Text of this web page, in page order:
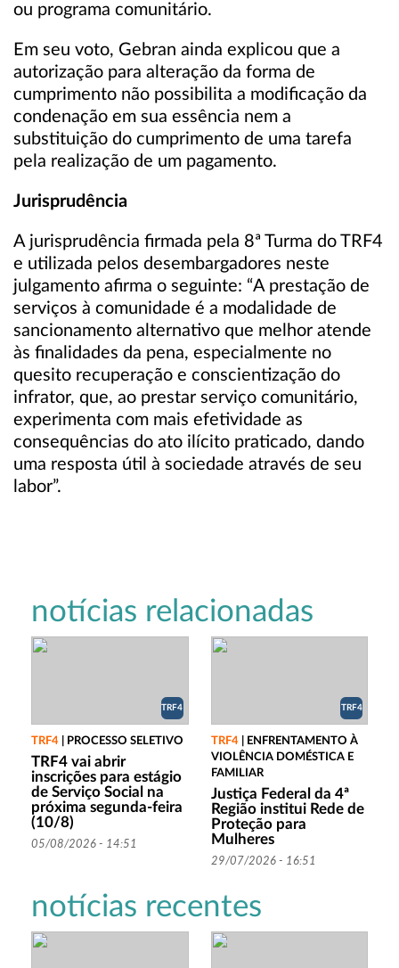
ou programa comunitário.
Em seu voto, Gebran ainda explicou que a
autorização para alteração da forma de
cumprimento não possibilita a modificação da
condenação em sua essência nem a
substituição do cumprimento de uma tarefa
pela realização de um pagamento.
Jurisprudência
A jurisprudência firmada pela 8ª Turma do TRF4
e utilizada pelos desembargadores neste
julgamento afirma o seguinte: “A prestação de
serviços à comunidade é a modalidade de
sancionamento alternativo que melhor atende
às finalidades da pena, especialmente no
quesito recuperação e conscientização do
infrator, que, ao prestar serviço comunitário,
experimenta com mais efetividade as
consequências do ato ilícito praticado, dando
uma resposta útil à sociedade através de seu
labor”.
notícias relacionadas
TRF4
TRF4 PROCESSO SELETIVO
TRF4 vai abrir
inscrições para estágio
de Serviço Social na
próxima segunda-feira
(10/8)
05/08/2026 - 14:51
TRF4
TRF4|
ENFRENTAMENTO À
VIOLÊNCIA DOMÉSTICA E
FAMILIAR
Justiça Federal da 4ª
Região institui Rede de
Proteção para
Mulheres
29/07/2026 - 16:51
notícias recentes